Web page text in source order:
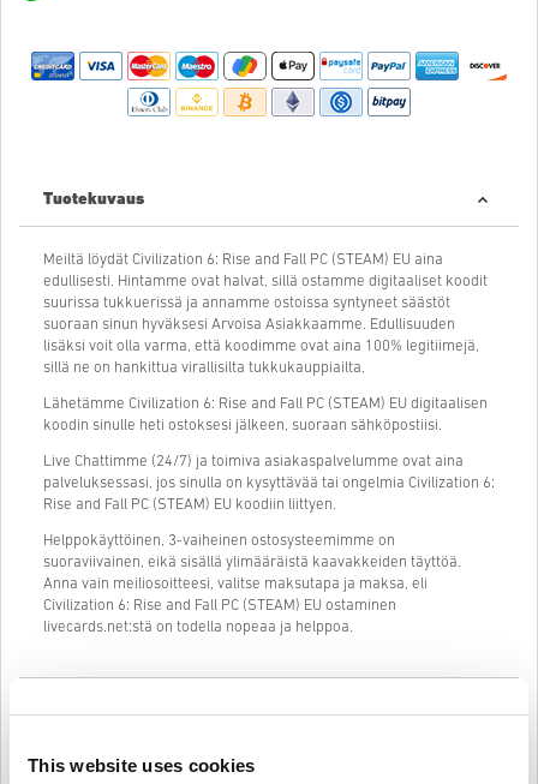
This website uses cookies
Tuotekuvaus
Meiltä löydät Civilization 6: Rise and Fall PC (STEAM) EU aina
edullisesti. Hintamme ovat halvat, sillä ostamme digitaaliset koodit
suurissa tukkuerissä ja annamme ostoissa syntyneet säästöt
suoraan sinun hyväksesi Arvoisa Asiakkaamme. Edullisuuden
lisäksi voit olla varma, että koodimme ovat aina 100% legitiimejä,
sillä ne on hankittua virallisilta tukkukauppiailta.
Lähetämme Civilization 6: Rise and Fall PC (STEAM) EU digitaalisen
koodin sinulle heti ostoksesi jälkeen, suoraan sähköpostiisi.
Live Chattimme (24/7) ja toimiva asiakaspalvelumme ovat aina
palveluksessasi, jos sinulla on kysyttävää tai ongelmia Civilization 6:
Rise and Fall PC (STEAM) EU koodiin liittyen.
Helppokäyttöinen, 3-vaiheinen ostosysteemimme on
suoraviivainen, eikä sisällä ylimääräistä kaavakkeiden täyttöä.
Anna vain meiliosoitteesi, valitse maksutapa ja maksa, eli
Civilization 6: Rise and Fall PC (STEAM) EU ostaminen
livecards.net:stä on todella nopeaa ja helppoa.
Uusi Livecards.netissä? Digitaalisten koodien ostaminen on nopeaa
HUOM